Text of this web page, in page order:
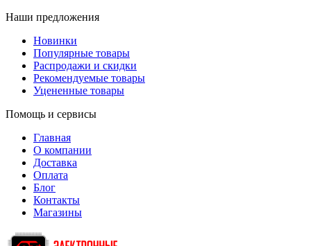
Наши предложения
Новинки
Популярные товары
Распродажи и скидки
Рекомендуемые товары
Уцененные товары
Помощь и сервисы
Главная
О компании
Доставка
Оплата
Блог
Контакты
Магазины